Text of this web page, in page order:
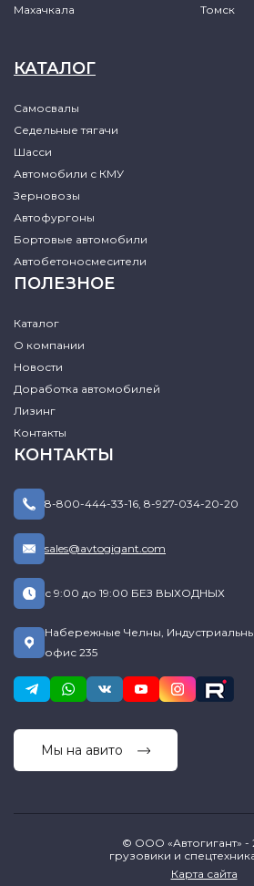
Махачкала Томск
КАТАЛОГ
Самосвалы
Седельные тягачи
Шасси
Автомобили с КМУ
Зерновозы
Автофургоны
Бортовые автомобили
Автобетоносмесители
ПОЛЕЗНОЕ
Каталог
О компании
Новости
Доработка автомобилей
Лизинг
Контакты
КОНТАКТЫ
8-800-444-33-16, 8-927-034-20-20
sales@avtogigant.com
с 9:00 до 19:00 БЕЗ ВЫХОДНЫХ
Набережные Челны,
офис 235
Мы на авито
© ООО «Автогигант» -
грузовики и
Карта сайта